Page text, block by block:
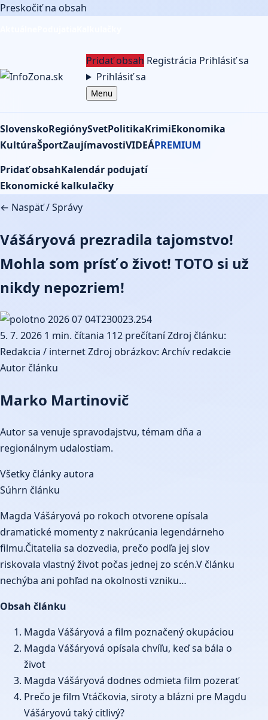
Preskočiť na obsah
Pridať obsah Registrácia Prihlásiť sa
Prihlásiť sa
Menu
SlovenskoRegiónySvetPolitikaKrimiEkonomika
KultúraŠportZaujímavostiVIDEÁPREMIUM
Pridať obsahKalendár podujatí
Ekonomické kalkulačky
← Naspäť/Správy
Vášáryová prezradila tajomstvo!
Mohla som prísť o život! TOTO si už
nikdy nepozriem!
5. 7. 2026 1 min. čítania 112 prečítaníZdroj článku:
Redakcia / internetZdroj obrázkov: Archív redakcie
Autor článku
Marko Martinovič
Autor sa venuje spravodajstvu, témam dňa a
regionálnym udalostiam.
Všetky články autora
Súhrn článku
Magda Vášáryová po rokoch otvorene opísala
dramatické momenty z nakrúcania legendárneho
filmu.Čitatelia sa dozvedia, prečo podľa jej slov
riskovala vlastný život počas jednej zo scén.V článku
nechýba ani pohľad na okolnosti vzniku…
Obsah článku
Magda Vášáryová a film poznačený okupáciou
Magda Vášáryová opísala chvíľu, keď sa bála o
život
Magda Vášáryová dodnes odmieta film pozerať
Prečo je film Vtáčkovia, siroty a blázni pre Magdu
Vášáryovú taký citlivý?